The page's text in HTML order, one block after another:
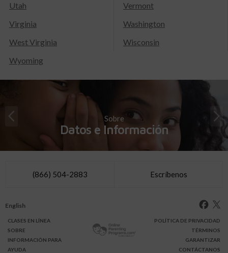
Utah
Vermont
Virginia
Washington
West Virginia
Wisconsin
Wyoming
Sobre
Datos e Información
(866) 504-2883 Escríbenos
English
CLASES EN LÍNEA
SOBRE
INFORMACIÓN PARA
AYUDA
POLÍTICA DE PRIVACIDAD
TÉRMINOS
GARANTIZAR
CONTÁCTANOS